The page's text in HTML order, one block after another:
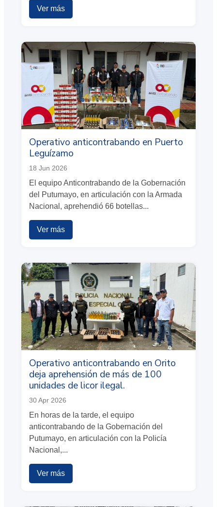
Ver más
Operativo anticontrabando en Puerto
Leguízamo
18 Jun 2026
El equipo Anticontrabando de la Gobernación
del Putumayo, en articulación con la Armada
Nacional, aprehendió 66 botellas...
Ver más
Operativo anticontrabando en Orito
deja aprehensión de más de 100
unidades de licor ilegal.
30 Apr 2026
En horas de la tarde, el equipo
anticontrabando de la Gobernación del
Putumayo, en articulación con la Policía
Nacional,...
Ver más